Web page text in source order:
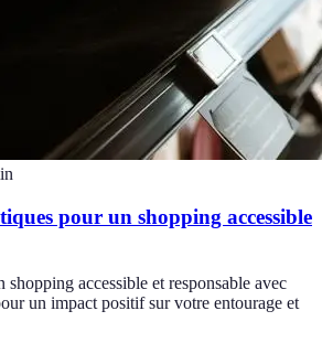
pour un shopping accessible
accessible et responsable avec
un impact positif sur votre entourage et